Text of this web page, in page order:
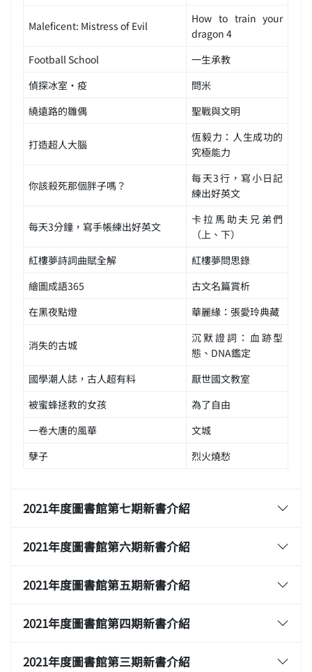
Maleficent: Mistress of Evil
How to train your
dragon 4
Football School
一生承教
偵探冰室·疫
問米
繞遠路的雛偶
聖戰與文明
打造超人大腦
恆毅力：人生成功的
究極能力
你該殺死那個胖子嗎？
每天3行，寫小日記
練出好英文
每天3分鐘，寫手帳練出好英文
卡拉馬助夫兄弟們
（上、下）
紅樓夢詩詞曲賦全解
紅樓夢問思錄
繪圖成語365
古文名篇賞析
在黑夜點燈
華麗緣：張愛玲典藏
消失的古城
沉默證詞：血跡型
態、DNA鑑定
國學潮人誌，古人超有料
厭世國文教室
被蜜蜂拯救的女孩
為了自由
一卷大唐的風華
文城
孽子
烈火燒愁
2021年度圖書館第七期新書介紹
2021年度圖書館第六期新書介紹
2021年度圖書館第五期新書介紹
2021年度圖書館第四期新書介紹
2021年度圖書館第三期新書介紹